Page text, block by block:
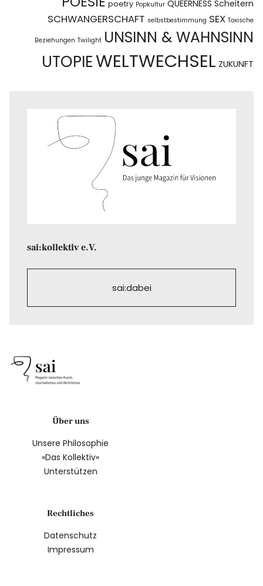
poetry Popkultur QUEERNESS Scheitern
SCHWANGERSCHAFT selbstbestimmung SEX Toxische
Beziehungen Twilight UNSINN & WAHNSINN
UTOPIEWELTWECHSEL ZUKUNFT
sai:kollektiv e.V.
sai:dabei
Über uns
Unsere Philosophie
»Das Kollektiv«
Unterstützen
Rechtliches
Datenschutz
Impressum